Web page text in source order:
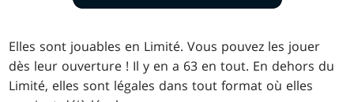
Elles sont jouables en Limité. Vous pouvez les jouer
dès leur ouverture ! Il y en a 63 en tout. En dehors du
Limité, elles sont légales dans tout format où elles